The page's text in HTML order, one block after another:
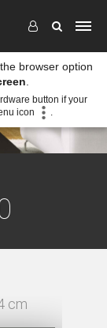
cm
browser option
button if your
icon
.